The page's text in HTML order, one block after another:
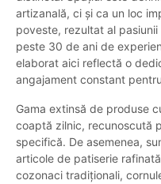
artizanală, ci și ca un loc
poveste, rezultat al
peste 30 de ani de
elaborat aici reflectă o
angajament constant
Gama extinsă de produse
coaptă zilnic, recunoscută
specifică. De asemenea,
articole de patiserie
cozonaci tradiționali,